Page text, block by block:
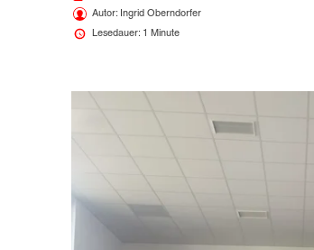
Autor: Ingrid Oberndorfer
Lesedauer: 1 Minute